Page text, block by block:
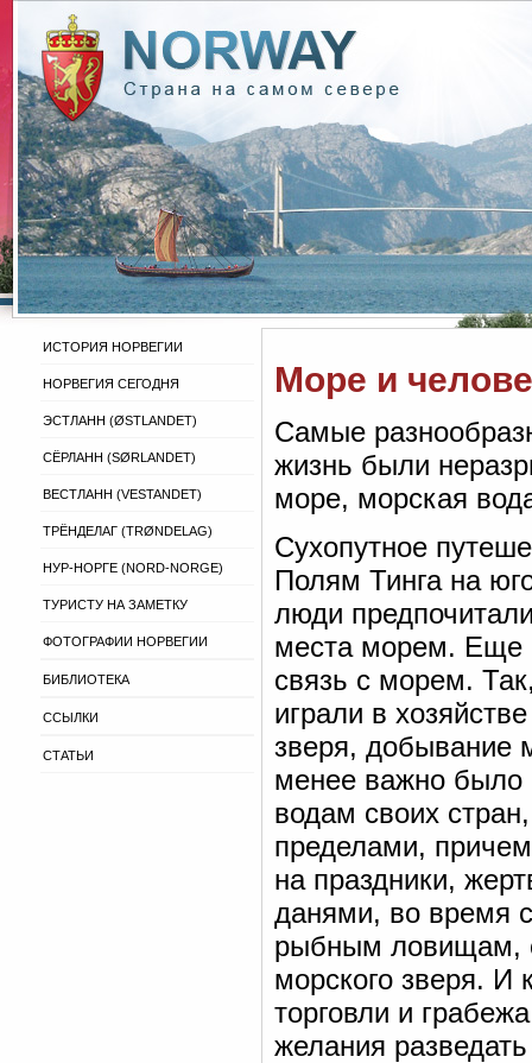
ИСТОРИЯ НОРВЕГИИ
НОРВЕГИЯ СЕГОДНЯ
ЭСТЛАНН (ØSTLANDET)
СЁРЛАНН (SØRLANDET)
ВЕСТЛАНН (VESTANDET)
ТРЁНДЕЛАГ (TRØNDELAG)
НУР-НОРГЕ (NORD-NORGE)
ТУРИСТУ НА ЗАМЕТКУ
ФОТОГРАФИИ НОРВЕГИИ
БИБЛИОТЕКА
ССЫЛКИ
СТАТЬИ
Море и
Самые
жизнь были
море, морская
Сухопутное
Полям Тинга на
люди
места морем. Еще
связь с морем.
играли в
зверя, добывание
менее важно было
водам своих
пределами,
на праздники,
данями, во время
рыбным ловищам,
морского зверя. И
торговли и
желания